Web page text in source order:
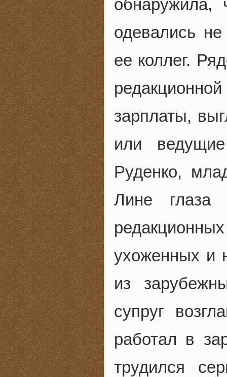
одевались
ее коллег.
зарплаты,
или
Руденко,
Лине глаза
ухоженных и
из
супруг
работал в
трудился